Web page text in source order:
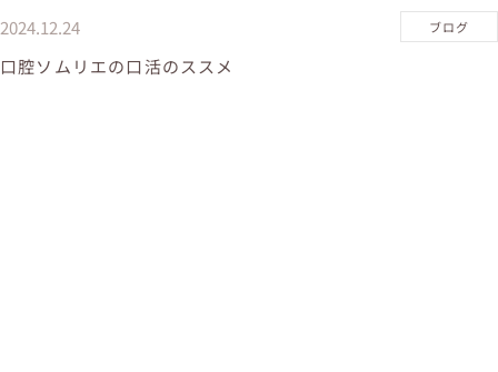
2024.12.24 ブログ
口腔ソムリエの口活のススメ